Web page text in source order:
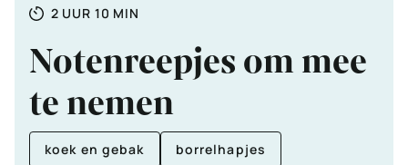
Totale
2 UUR
UUR 10 MINUTEN
MIN
Notenreepjes om mee
te nemen
koek en gebak borrelhapjes